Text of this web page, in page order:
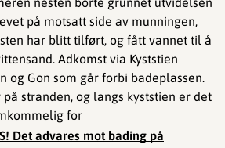
på motsatt side av munningen,
har blitt tilført, og fått vannet til å
Adkomst via Kyststien
og Gon som går forbi badeplassen.
stranden, og langs kyststien er det
for
Det advares mot bading på